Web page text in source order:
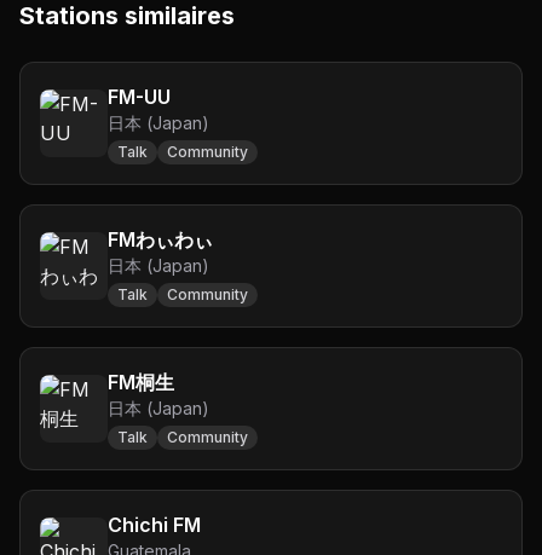
Stations similaires
FM-UU
日本 (Japan)
Talk Community
FMわぃわぃ
日本 (Japan)
Talk Community
FM桐生
日本 (Japan)
Talk Community
Chichi FM
Guatemala